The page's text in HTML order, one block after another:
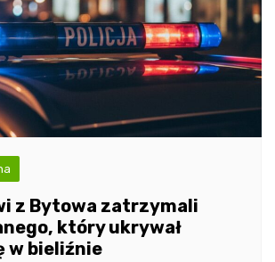
z Bytowa zatrzymali
który ukrywał
w bieliźnie